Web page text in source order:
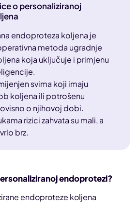
o personaliziranoj
endoproteza koljena je
metoda ugradnje
koja uključuje i primjenu
svima koji imaju
koljena ili potrošenu
o njihovoj dobi.
rizici zahvata su mali, a
brz.
endoprotezi?
endoproteze koljena